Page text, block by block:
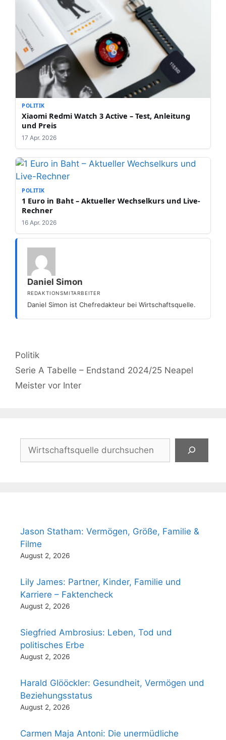
POLITIK
Xiaomi Redmi Watch 3 Active – Test, Anleitung
und Preis
17 Apr. 2026
POLITIK
1 Euro in Baht – Aktueller Wechselkurs und Live-
Rechner
16 Apr. 2026
Daniel Simon
REDAKTIONSMITARBEITER
Daniel Simon ist Chefredakteur bei Wirtschaftsquelle.
Kategorien
Politik
Serie A Tabelle – Endstand 2024/25 Neapel
Meister vor Inter
Jason Statham: Vermögen, Größe, Familie &
Filme
August 2, 2026
Lily James: Partner, Kinder, Familie und
Karriere – Faktencheck
August 2, 2026
Siegfried Ambrosius: Leben, Tod und
politisches Erbe
August 2, 2026
Harald Glööckler: Gesundheit, Vermögen und
Beziehungsstatus
August 2, 2026
Carmen Maja Antoni: Die unermüdliche